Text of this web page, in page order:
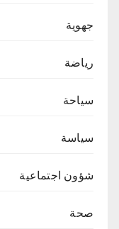
جهوية
رياضة
سياحة
سياسة
شؤون اجتماعية
صحة